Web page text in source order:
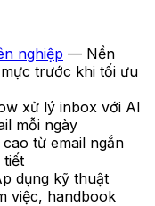
nghiệp — Nền
trước khi tối ưu
xử lý inbox với AI
mỗi ngày
từ email ngắn
tiết
dụng kỹ thuật
việc, handbook